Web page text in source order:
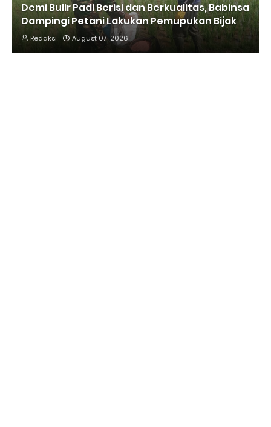
Demi Bulir Padi Berisi dan Berkualitas, Babinsa
Dampingi Petani Lakukan Pemupukan Bijak
Redaksi August 07, 2026